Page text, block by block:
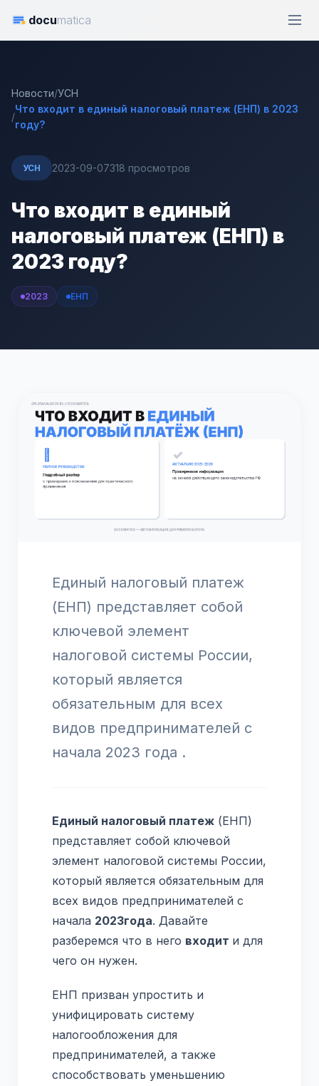
documatica
Новости/УСН
/
Что входит в единый налоговый платеж (ЕНП) в 2023
году?
УСН 2023-09-07318 просмотров
Что входит в единый
налоговый платеж (ЕНП) в
2023 году?
2023 ЕНП
Единый налоговый платеж
(ЕНП) представляет собой
ключевой элемент
налоговой системы России,
который является
обязательным для всех
видов предпринимателей с
начала 2023 года .
Единый налоговый платеж (ЕНП)
представляет собой ключевой
элемент налоговой системы России,
который является обязательным для
всех видов предпринимателей с
начала 2023года. Давайте
разберемся что в него входит и для
чего он нужен.
ЕНП призван упростить и
унифицировать систему
налогообложения для
предпринимателей, а также
способствовать уменьшению